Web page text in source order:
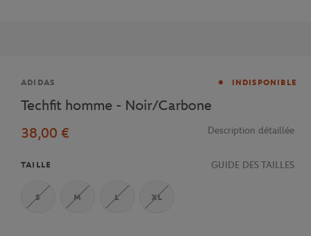
Marque
ADIDAS INDISPONIBLE
Techfit homme - Noir/Carbone
38,00 €
Description détaillée
TAILLE GUIDE DES TAILLES
S M L XL